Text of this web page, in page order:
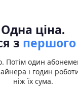
Одна ціна.
з першого
Потім один
і годин
ніж їх сума.